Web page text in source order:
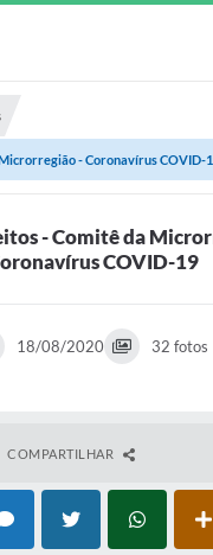
- Coronavírus COVID-
- Comitê da
COVID-19
18/08/2020 32 fotos
COMPARTILHAR